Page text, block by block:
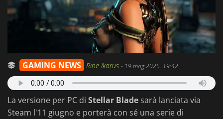
GAMING NEWS Rine Ikarus - 19 mag 2025, 19:42
La versione per PC di Stellar Blade sarà lanciata via
Steam l'11 giugno e porterà con sé una serie di